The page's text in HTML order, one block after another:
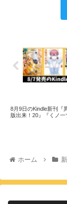
8月9日のKindle新刊『
版出来！20』『くノ
ホーム